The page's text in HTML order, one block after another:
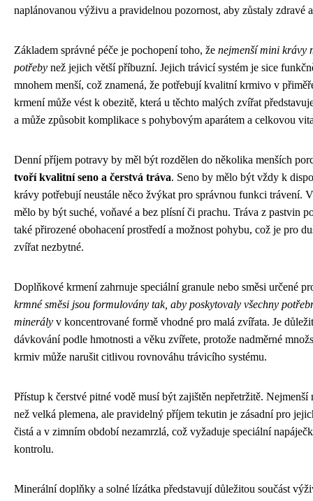
naplánovanou výživu a pravidelnou pozornost, aby zůstaly zdravé
Základem správné péče je pochopení toho, že nejmenší mini krávy
potřeby než jejich větší příbuzní. Jejich trávicí systém je sice
mnohem menší, což znamená, že potřebují kvalitní krmivo v
krmení může vést k obezitě, která u těchto malých zvířat
a může způsobit komplikace s pohybovým aparátem a celkovou
Denní příjem potravy by měl být rozdělen do několika menších
tvoří kvalitní seno a čerstvá tráva. Seno by mělo být vždy k
krávy potřebují neustále něco žvýkat pro správnou funkci trávení.
mělo by být suché, voňavé a bez plísní či prachu. Tráva z pastvin
také přirozené obohacení prostředí a možnost pohybu, což je pro
zvířat nezbytné.
Doplňkové krmení zahrnuje speciální granule nebo směsi určené
krmné směsi jsou formulovány tak, aby poskytovaly všechny
minerály v koncentrované formě vhodné pro malá zvířata. Je
dávkování podle hmotnosti a věku zvířete, protože nadměrné
krmiv může narušit citlivou rovnováhu trávicího systému.
Přístup k čerstvé pitné vodě musí být zajištěn nepřetržitě.
než velká plemena, ale pravidelný příjem tekutin je zásadní pro
čistá a v zimním období nezamrzlá, což vyžaduje speciální
kontrolu.
Minerální doplňky a solné lízátka představují důležitou součást